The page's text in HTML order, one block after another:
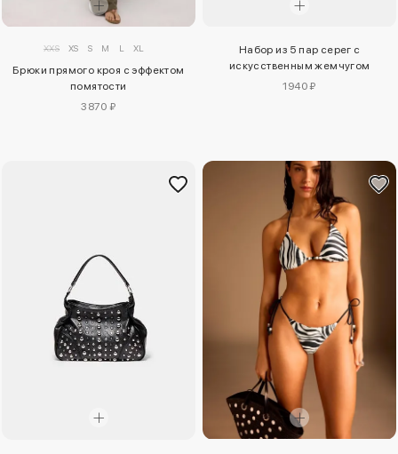
XXS XS S M L XL
Брюки прямого кроя с эффектом
помятости
3870 ₽
Набор из 5 пар серег с
искусственным жемчугом
1940 ₽